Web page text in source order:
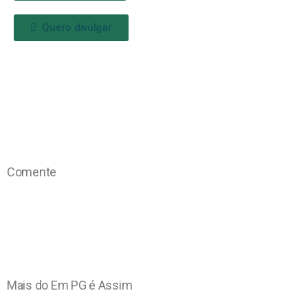
Quero divulgar
Comente
Mais do Em PG é Assim